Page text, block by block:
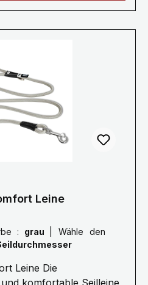
Zinc-Alloy Die
Hundehalter verletzen
ein Seil entwickelt,
Zurückhalten
und Mantel des Seils
für alle und
Übertragung.
Leine
: grau
Leine Die